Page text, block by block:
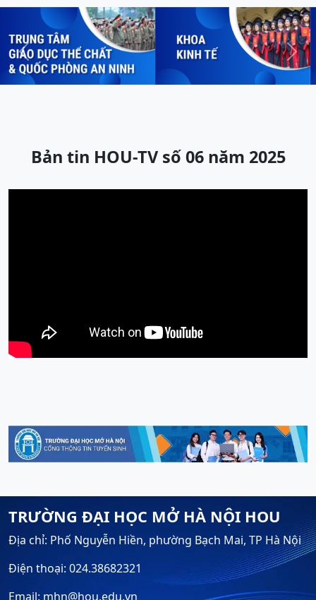
Previous Next
Bản tin HOU-TV số 06 năm 2025
TRƯỜNG ĐẠI HỌC MỞ HÀ NỘI HOU
Địa chỉ: Phố Nguyễn Hiền, phường Bạch Mai, TP Hà Nội
Điện thoại: 024.38682321
Email: mhn@hou.edu.vn